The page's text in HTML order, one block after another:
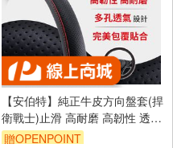
【安伯特】純正牛皮方向盤套(捍
衛戰士)止滑 高耐磨 高韌性 透氣
吸汗
贈OPENPOINT